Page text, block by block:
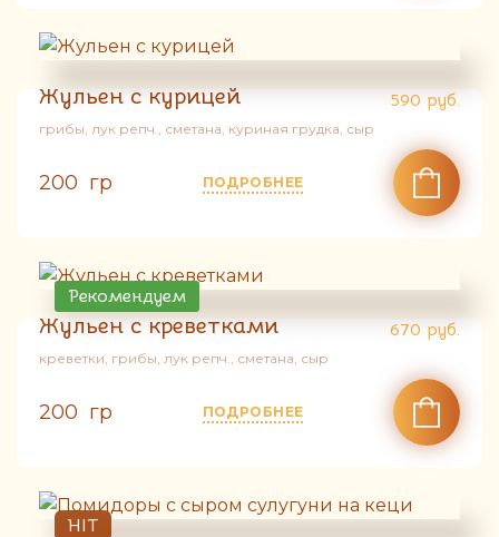
Жульен с курицей 590 руб.
грибы, лук репч., сметана, куриная грудка, сыр
200 гр ПОДРОБНЕЕ
Рекомендуем
Жульен с креветками 670 руб.
креветки, грибы, лук репч., сметана, сыр
200 гр ПОДРОБНЕЕ
HIT